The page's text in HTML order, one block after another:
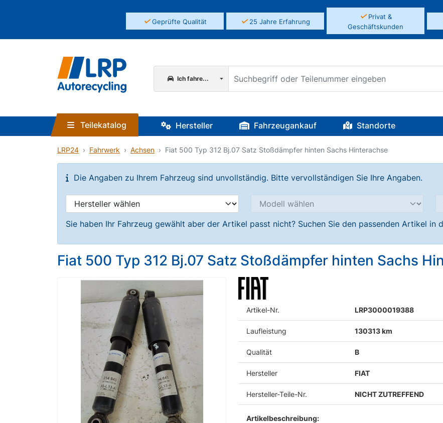
✓Geprüfte Qualität ✓25 Jahre Erfahrung
✓Privat &
Geschäftskunden
Ich fahre...
Teilekatalog Hersteller Fahrzeugankauf Standorte
LRP24 Fahrwerk Achsen Fiat 500 Typ 312 Bj.07 Satz Stoßdämpfer hinten Sachs Hinterachse
Die Angaben zu Ihrem Fahrzeug sind unvollständig. Bitte vervollständigen Sie Ihre Angaben.
Sie haben Ihr Fahrzeug gewählt aber der Artikel passt nicht? Suchen Sie den passenden Artikel in
Fiat 500 Typ 312 Bj.07 Satz Stoßdämpfer hinten Sachs
Artikel-Nr. LRP3000019388
Laufleistung 130313 km
Qualität B
Hersteller FIAT
Hersteller-Teile-Nr. NICHT ZUTREFFEND
Artikelbeschreibung: